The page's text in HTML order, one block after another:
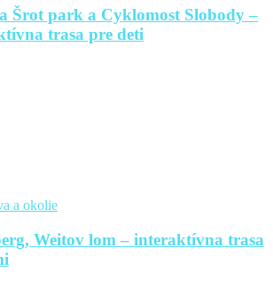
Šrot park a Cyklomost Slobody –
trasa pre deti
a okolie
Weitov lom – interaktívna trasa